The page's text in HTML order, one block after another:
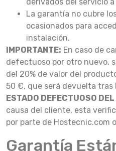
La garantía no cubre
ocasionados para
instalación.
IMPORTANTE: En caso de
defectuoso por otro nuevo,
del 20% de valor del
50 €, que será devuelta tras
ESTADO DEFECTUOSO
causa del cliente, esta
por parte de Hostecnic.com
Garantía